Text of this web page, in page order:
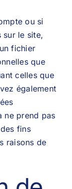
ou si
sur le site,
fichier
que
celles que
également
ne prend pas
fins
raisons de